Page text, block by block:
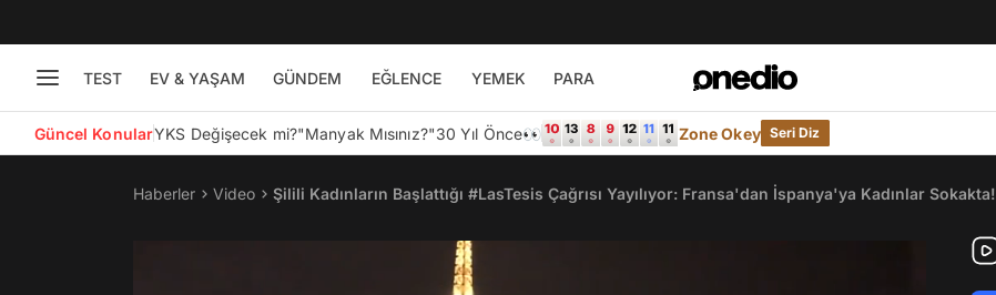
TEST EV & YAŞAM GÜNDEM EĞLENCE YEMEK PARA
Güncel KonularYKS Değişecek mi?"Manyak Mısınız?"30 Yıl Önce👀 Zone Okey Seri Diz
Haberler Video Şilili Kadınların Başlattığı #LasTesis Çağrısı Yayılıyor: Fransa'dan İspanya'ya Kadınlar Sokakta!